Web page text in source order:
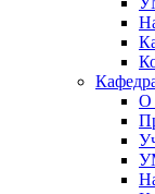
О